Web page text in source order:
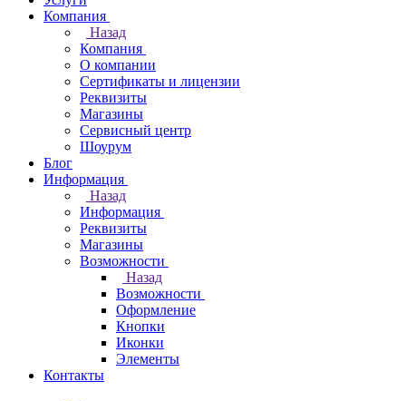
Компания
Назад
Компания
О компании
Сертификаты и лицензии
Реквизиты
Магазины
Сервисный центр
Шоурум
Блог
Информация
Назад
Информация
Реквизиты
Магазины
Возможности
Назад
Возможности
Оформление
Кнопки
Иконки
Элементы
Контакты